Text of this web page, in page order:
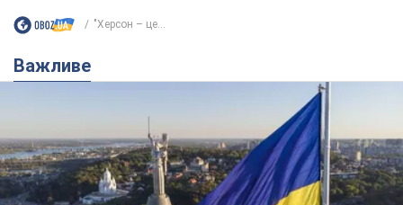
"Херсон – це...
Важливе